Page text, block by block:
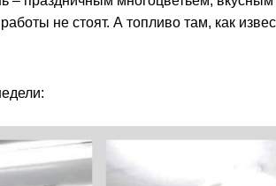
не стоят. А топливо там, как